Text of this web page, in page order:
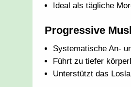
Ideal als tägliche
Progressive
Systematische An-
Führt zu tiefer
Unterstützt das